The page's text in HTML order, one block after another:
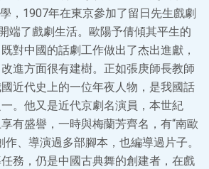
，1907年在東京參加了留日先生戲劇
端了戲劇生活。歐陽予倩傾其平生的
對中國的話劇工作做出了杰出進獻，
進方面很有建樹。正如張庚師長教師
近代史上的一位年夜人物，是我國話
。他又是近代京劇名演員，本世紀
有盛譽，一時與梅蘭芳齊名，有“南歐
、導演過多部腳本，也編導過片子。
務，仍是中國古典舞的創建者，在戲